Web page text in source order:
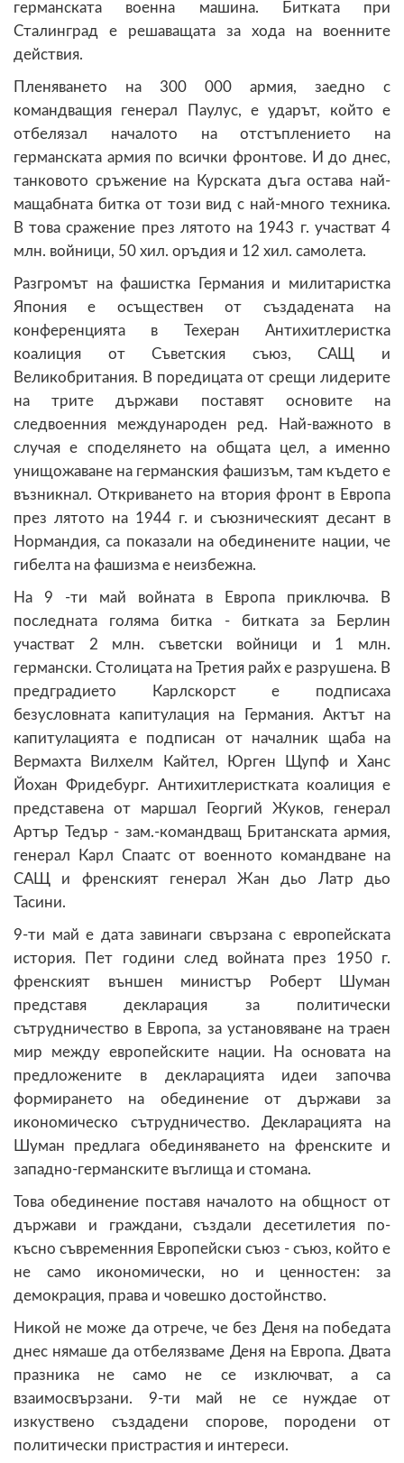
германската военна машина. Битката при
Сталинград е решаващата за хода на военните
действия.
Пленяването на 300 000 армия, заедно с
командващия генерал Паулус, е ударът, който е
отбелязал началото на отстъплението на
германската армия по всички фронтове. И до днес,
танковото сръжение на Курската дъга остава най-
мащабната битка от този вид с най-много техника.
В това сражение през лятото на 1943 г. участват 4
млн. войници, 50 хил. оръдия и 12 хил. самолета.
Разгромът на фашистка Германия и милитаристка
Япония е осъществен от създадената на
конференцията в Техеран Антихитлеристка
коалиция от Съветския съюз, САЩ и
Великобритания. В поредицата от срещи лидерите
на трите държави поставят основите на
следвоенния международен ред. Най-важното в
случая е споделянето на общата цел, а именно
унищожаване на германския фашизъм, там където е
възникнал. Откриването на втория фронт в Европа
през лятото на 1944 г. и съюзническият десант в
Нормандия, са показали на обединените нации, че
гибелта на фашизма е неизбежна.
На 9 -ти май войната в Европа приключва. В
последната голяма битка - битката за Берлин
участват 2 млн. съветски войници и 1 млн.
германски. Столицата на Третия райх е разрушена. В
предградието Карлскорст е подписаха
безусловната капитулация на Германия. Актът на
капитулацията е подписан от началник щаба на
Вермахта Вилхелм Кайтел, Юрген Щупф и Ханс
Йохан Фридебург. Антихитлеристката коалиция е
представена от маршал Георгий Жуков, генерал
Артър Тедър - зам.-командващ Британската армия,
генерал Карл Спаатс от военното командване на
САЩ и френският генерал Жан дьо Латр дьо
Тасини.
9-ти май е дата завинаги свързана с европейската
история. Пет години след войната през 1950 г.
френският външен министър Роберт Шуман
представя декларация за политически
сътрудничество в Европа, за установяване на траен
мир между европейските нации. На основата на
предложените в декларацията идеи започва
формирането на обединение от държави за
икономическо сътрудничество. Декларацията на
Шуман предлага обединяването на френските и
западно-германските въглища и стомана.
Това обединение поставя началото на общност от
държави и граждани, създали десетилетия по-
късно съвременния Европейски съюз - съюз, който е
не само икономически, но и ценностен: за
демокрация, права и човешко достойнство.
Никой не може да отрече, че без Деня на победата
днес нямаше да отбелязваме Деня на Европа. Двата
празника не само не се изключват, а са
взаимосвързани. 9-ти май не се нуждае от
изкуствено създадени спорове, породени от
политически пристрастия и интереси.